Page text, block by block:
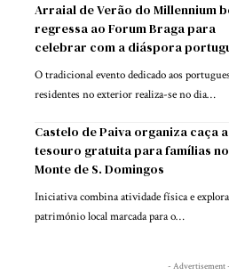
Arraial de Verão do Millennium
regressa ao Forum Braga para
celebrar com a diáspora
O tradicional evento dedicado aos
residentes no exterior realiza-se no dia…
Castelo de Paiva organiza caça
tesouro gratuita para famílias no
Monte de S. Domingos
Iniciativa combina atividade física e
património local marcada para o…
- Advertisement -